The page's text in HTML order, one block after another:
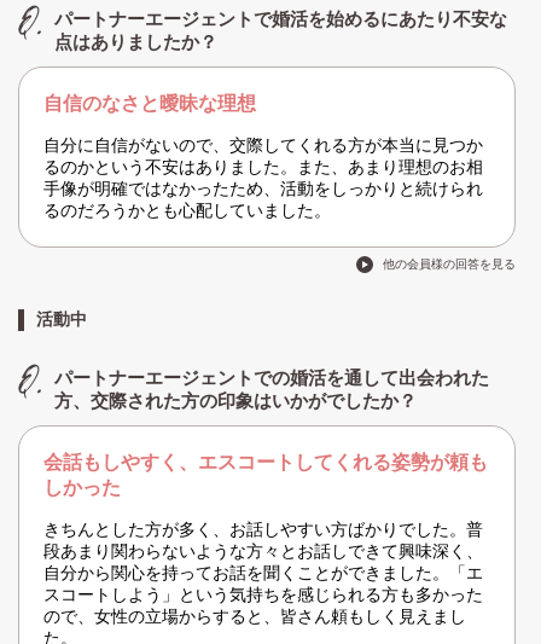
パートナーエージェントで婚活を始めるにあたり不安な
点はありましたか？
自信のなさと曖昧な理想
自分に自信がないので、交際してくれる方が本当に見つか
るのかという不安はありました。また、あまり理想のお相
手像が明確ではなかったため、活動をしっかりと続けられ
るのだろうかとも心配していました。
他の会員様の回答を見る
活動中
パートナーエージェントでの婚活を通して出会われた
方、交際された方の印象はいかがでしたか？
会話もしやすく、エスコートしてくれる姿勢が頼も
しかった
きちんとした方が多く、お話しやすい方ばかりでした。普
段あまり関わらないような方々とお話しできて興味深く、
自分から関心を持ってお話を聞くことができました。「エ
スコートしよう」という気持ちを感じられる方も多かった
ので、女性の立場からすると、皆さん頼もしく見えまし
た。